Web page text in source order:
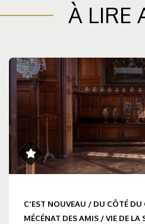
À LIRE
C'EST NOUVEAU / DU CÔTÉ DU
MÉCÉNAT DES AMIS /VIE DE LA